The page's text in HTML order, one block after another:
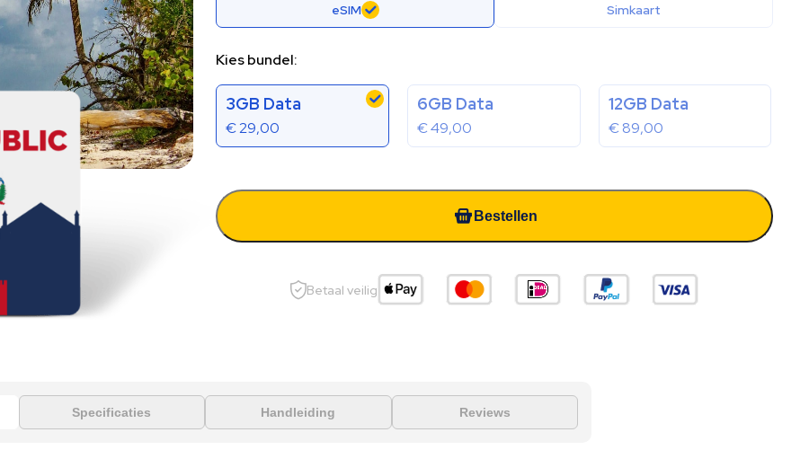
eSIM Simkaart
Kies bundel:
3GB Data
€29,00
6GB Data
€49,00
12GB Data
€89,00
Bestellen
Betaal veilig
Specificaties Handleiding Reviews